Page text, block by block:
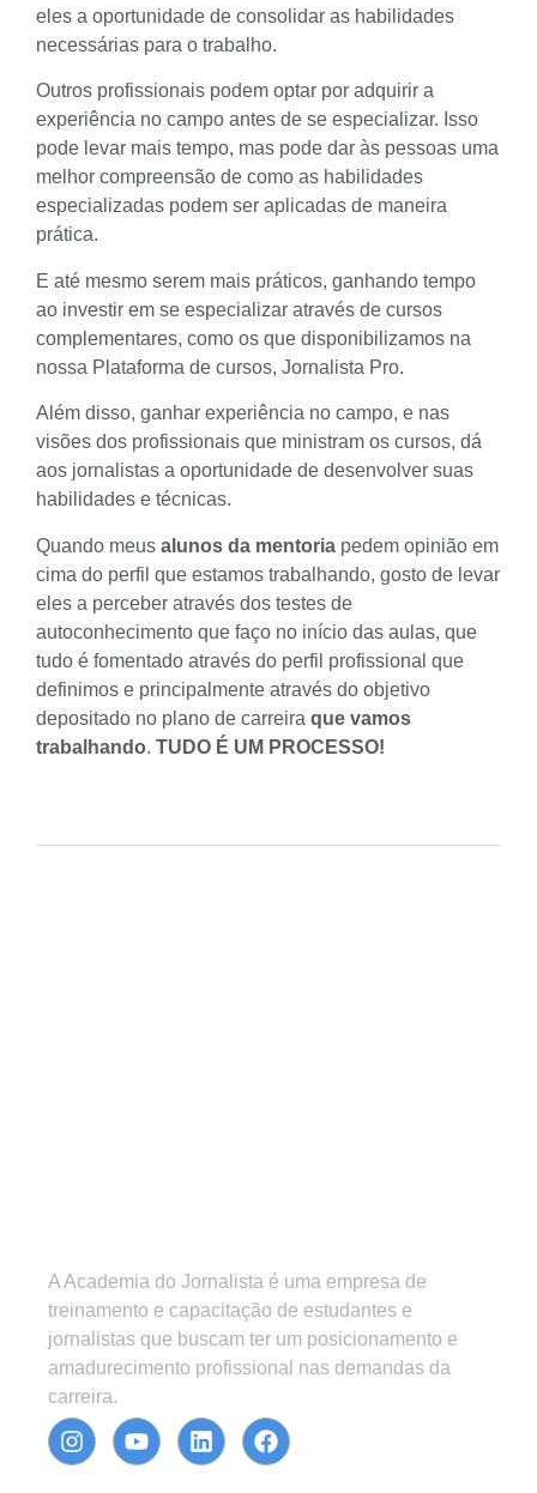
eles a oportunidade de consolidar as habilidades
necessárias para o trabalho.
Outros profissionais podem optar por adquirir a
experiência no campo antes de se especializar. Isso
pode levar mais tempo, mas pode dar às pessoas uma
melhor compreensão de como as habilidades
especializadas podem ser aplicadas de maneira
prática.
E até mesmo serem mais práticos, ganhando tempo
ao investir em se especializar através de cursos
complementares, como os que disponibilizamos na
nossa Plataforma de cursos, Jornalista Pro.
Além disso, ganhar experiência no campo, e nas
visões dos profissionais que ministram os cursos, dá
aos jornalistas a oportunidade de desenvolver suas
habilidades e técnicas.
Quando meus alunos da mentoria pedem opinião em
cima do perfil que estamos trabalhando, gosto de levar
eles a perceber através dos testes de
autoconhecimento que faço no início das aulas, que
tudo é fomentado através do perfil profissional que
definimos e principalmente através do objetivo
depositado no plano de carreira que vamos
trabalhando. TUDO É UM PROCESSO!
A Academia do Jornalista é uma empresa de
treinamento e capacitação de estudantes e
jornalistas que buscam ter um posicionamento e
amadurecimento profissional nas demandas da
carreira.